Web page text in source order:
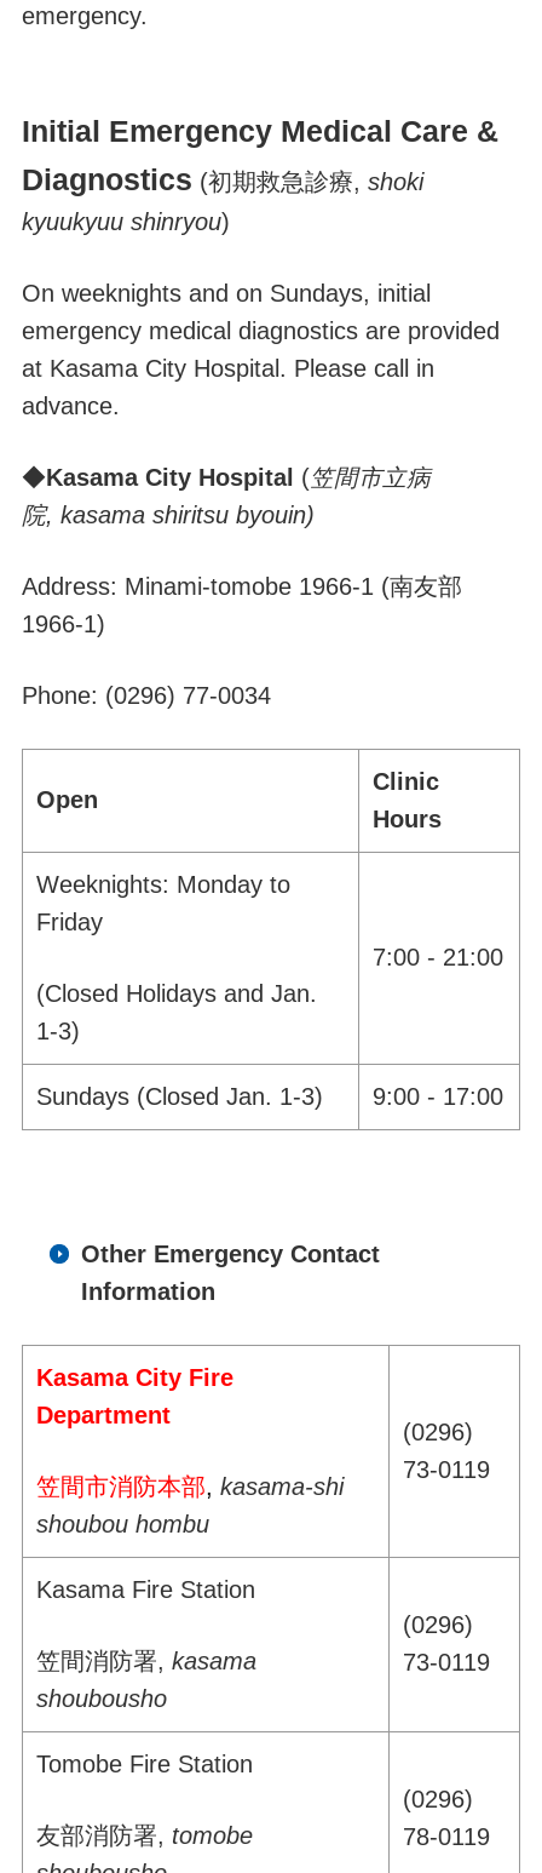
emergency.
Initial Emergency Medical Care &
Diagnostics (初期救急診療, shoki
kyuukyuu shinryou)
On weeknights and on Sundays, initial
emergency medical diagnostics are provided
at Kasama City Hospital. Please call in
advance.
◆Kasama City Hospital (笠間市立病
院, kasama shiritsu byouin)
Address: Minami-tomobe 1966-1 (南友部
1966-1)
Phone: (0296) 77-0034
Open
Clinic
Hours
Weeknights: Monday to
Friday
(Closed Holidays and Jan.
1-3)
7:00 - 21:00
Sundays (Closed Jan. 1-3) 9:00 - 17:00
Other Emergency Contact
Information
Kasama City Fire
Department
笠間市消防本部, kasama-shi
shoubou hombu
(0296)
73-0119
Kasama Fire Station
笠間消防署,kasama
shoubousho
(0296)
73-0119
Tomobe Fire Station
友部消防署, tomobe
(0296)
78-0119